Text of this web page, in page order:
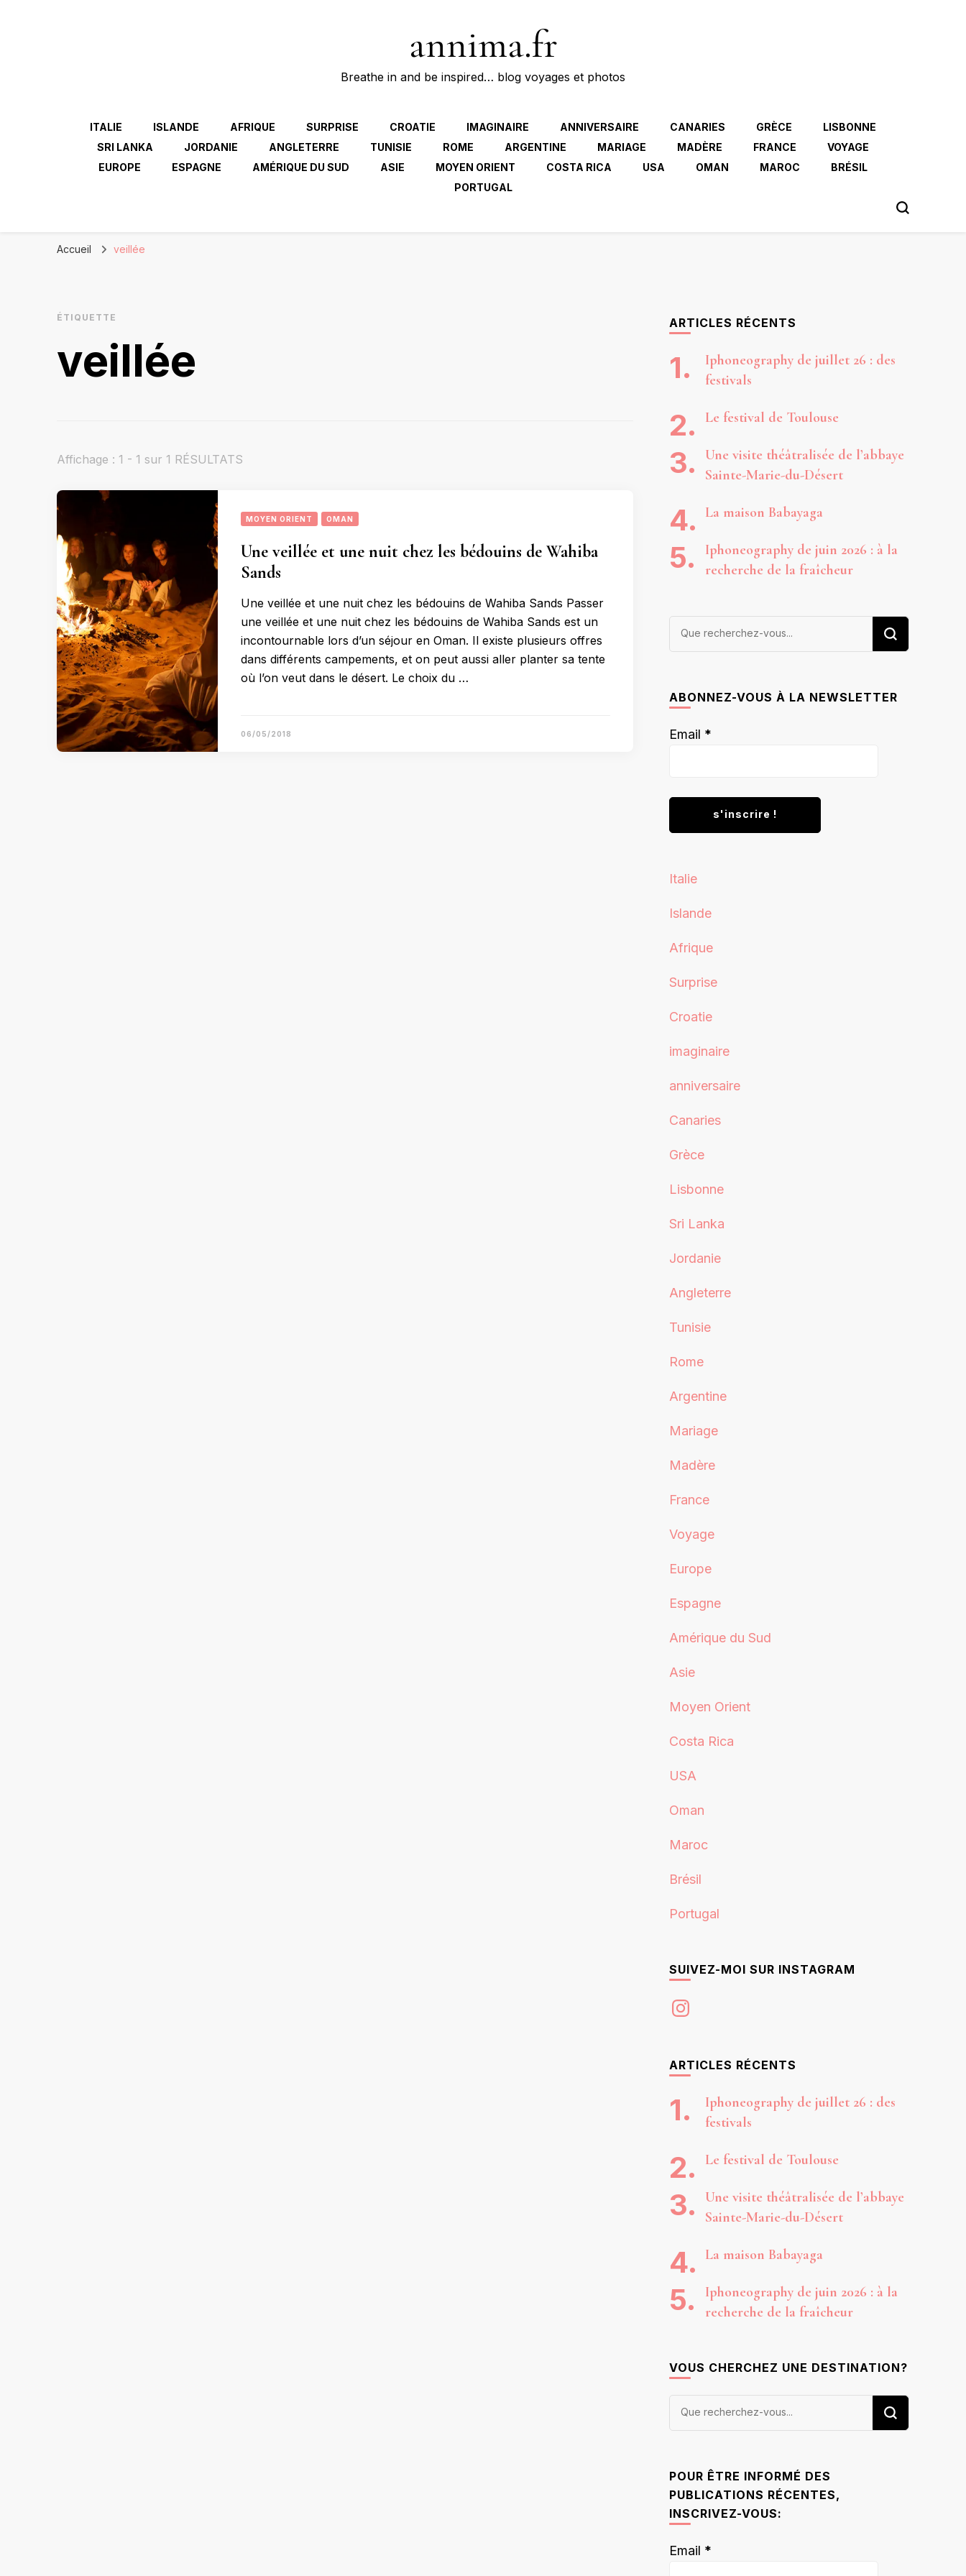
annima.fr
Breathe in and be inspired… blog voyages et photos
ITALIE ISLANDE AFRIQUE SURPRISE CROATIE IMAGINAIRE ANNIVERSAIRE CANARIES GRÈCE
LISBONNE
SRI LANKA
JORDANIE ANGLETERRE TUNISIE ROME ARGENTINE MARIAGE MADÈRE FRANCE
VOYAGE
EUROPE
ESPAGNE AMÉRIQUE DU SUD ASIE MOYEN ORIENT COSTA RICA USA OMAN MAROC
BRÉSIL
PORTUGAL
Accueil veillée
ÉTIQUETTE
veillée
Affichage : 1 - 1 sur 1 RÉSULTATS
MOYEN ORIENT OMAN
Une veillée et une nuit chez les bédouins de Wahiba
Sands
Une veillée et une nuit chez les bédouins de Wahiba Sands Passer
une veillée et une nuit chez les bédouins de Wahiba Sands est un
incontournable lors d’un séjour en Oman. Il existe plusieurs offres
dans différents campements, et on peut aussi aller planter sa tente
où l’on veut dans le désert. Le choix du …
06/05/2018
ARTICLES RÉCENTS
Iphoneography de juillet 26 : des
festivals
Le festival de Toulouse
Une visite théâtralisée de l’abbaye
Sainte-Marie-du-Désert
La maison Babayaga
Iphoneography de juin 2026 : à la
recherche de la fraîcheur
Vous
ABONNEZ-VOUS À LA NEWSLETTER
Email *
Italie
Islande
Afrique
Surprise
Croatie
imaginaire
anniversaire
Canaries
Grèce
Lisbonne
Sri Lanka
Jordanie
Angleterre
Tunisie
Rome
Argentine
Mariage
Madère
France
Voyage
Europe
Espagne
Amérique du Sud
Asie
Moyen Orient
Costa Rica
USA
Oman
Maroc
Brésil
Portugal
SUIVEZ-MOI SUR INSTAGRAM
Instagram
ARTICLES RÉCENTS
Iphoneography de juillet 26 : des
festivals
Le festival de Toulouse
Une visite théâtralisée de l’abbaye
Sainte-Marie-du-Désert
La maison Babayaga
Iphoneography de juin 2026 : à la
recherche de la fraîcheur
VOUS CHERCHEZ UNE DESTINATION?
Vous
POUR ÊTRE INFORMÉ DES
PUBLICATIONS RÉCENTES,
INSCRIVEZ-VOUS:
Email *